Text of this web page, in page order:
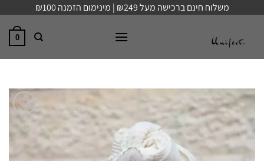
content
משלוח חינם ברכישה מעל ₪249 | מינימום הזמנה ₪100
0